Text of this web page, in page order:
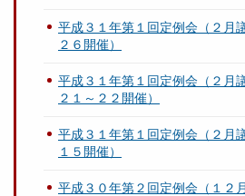
平成３１年第１回定例会（２月
２６開催）
平成３１年第１回定例会（２月
２１～２２開催）
平成３１年第１回定例会（２月
１５開催）
平成３０年第２回定例会（１２